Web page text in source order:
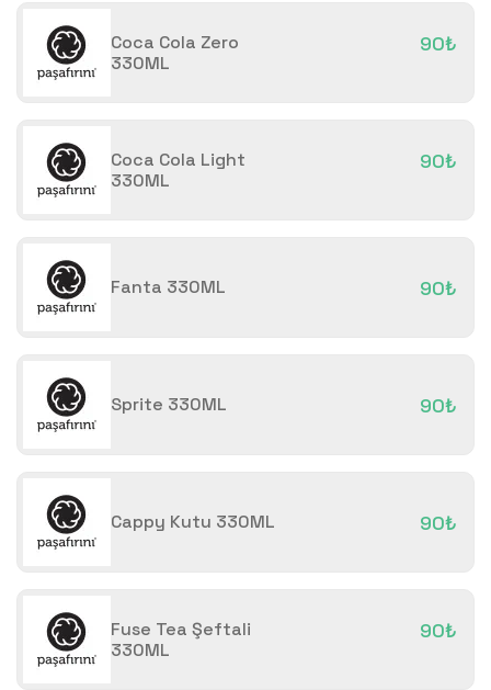
Coca Cola Zero
330ML
90₺
Coca Cola Light
330ML
90₺
Fanta 330ML 90₺
Sprite 330ML 90₺
Cappy Kutu 330ML 90₺
Fuse Tea Şeftali
330ML
90₺